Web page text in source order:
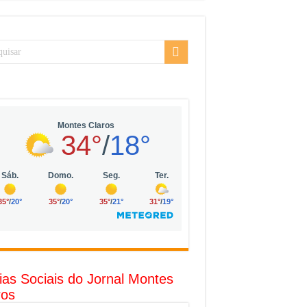
R$ 10 mil no digital
Sociais do Jornal Montes